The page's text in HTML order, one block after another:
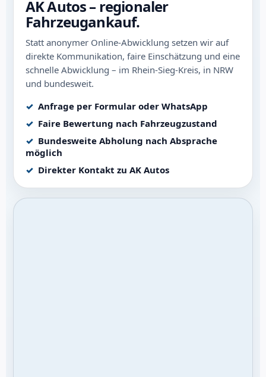
AK Autos – regionaler
Fahrzeugankauf.
Statt anonymer Online-Abwicklung setzen wir auf
direkte Kommunikation, faire Einschätzung und eine
schnelle Abwicklung – im Rhein-Sieg-Kreis, in NRW
und bundesweit.
Anfrage per Formular oder WhatsApp
Faire Bewertung nach Fahrzeugzustand
Bundesweite Abholung nach Absprache
möglich
Direkter Kontakt zu AK Autos